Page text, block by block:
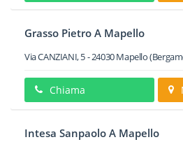
Grasso Pietro A Mapello
Via CANZIANI, 5-24030Mapello
Chiama
Intesa Sanpaolo A Mapello